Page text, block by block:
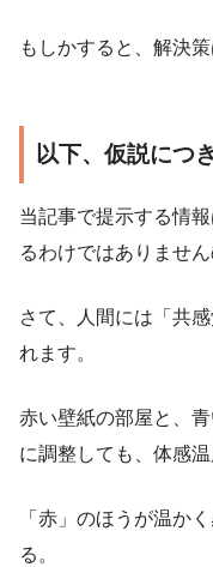
もしかすると、解決
以下、仮説につき
当記事で提示する情
るわけではありませ
さて、人間には「共
れます。
赤い壁紙の部屋と、
に調整しても、体感温
「赤」のほうが温か
る。